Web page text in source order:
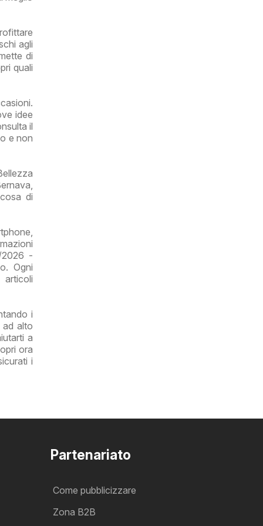
agli
di
quali
idee
il
e non
di
-
Ogni
i
alto
a
ora
i
Partenariato
Come pubblicizzare
Zona B2B